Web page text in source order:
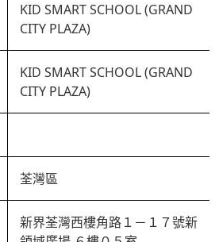
KID SMART SCHOOL (GRAND
CITY PLAZA)
KID SMART SCHOOL (GRAND
CITY PLAZA)
荃灣區
新界荃灣西樓角路１－１７號新